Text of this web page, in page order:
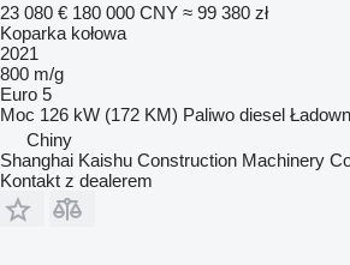
23 080 € 180 000 CNY ≈ 99 380 zł
Koparka kołowa
2021
800 m/g
Euro 5
Moc 126 kW (172 KM) Paliwo diesel
Chiny
Shanghai Kaishu Construction Machinery
Kontakt z dealerem